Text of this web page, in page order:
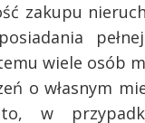
zakupu
wiele osób
o własnym
w